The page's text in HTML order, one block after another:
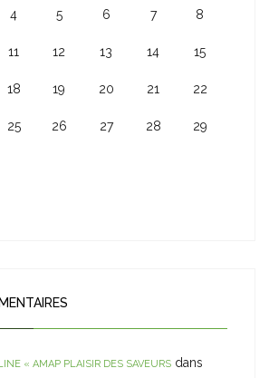
4 5 6 7 8
11 12 13 14 15
18 19 20 21 22
25 26 27 28 29
« AMAP PLAISIR DES SAVEURS dans